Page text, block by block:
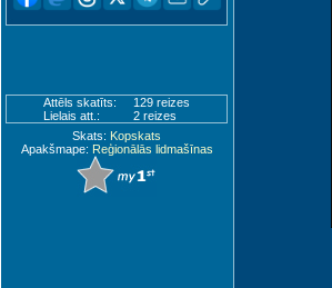
Attēls skatīts:
129 reizes
Lielais att.:
2 reizes
Skats: Kopskats
Apakšmape: Reģionālās lidmašīnas